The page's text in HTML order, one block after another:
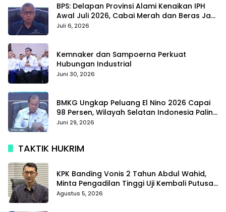
BPS: Delapan Provinsi Alami Kenaikan IPH
Awal Juli 2026, Cabai Merah dan Beras Jadi
Pemicu
Juli 6, 2026
Kemnaker dan Sampoerna Perkuat
Hubungan Industrial
Juni 30, 2026
BMKG Ungkap Peluang El Nino 2026 Capai
98 Persen, Wilayah Selatan Indonesia Paling
Terdampak
Juni 29, 2026
TAKTIK HUKRIM
KPK Banding Vonis 2 Tahun Abdul Wahid,
Minta Pengadilan Tinggi Uji Kembali Putusan
Tipikor
Agustus 5, 2026